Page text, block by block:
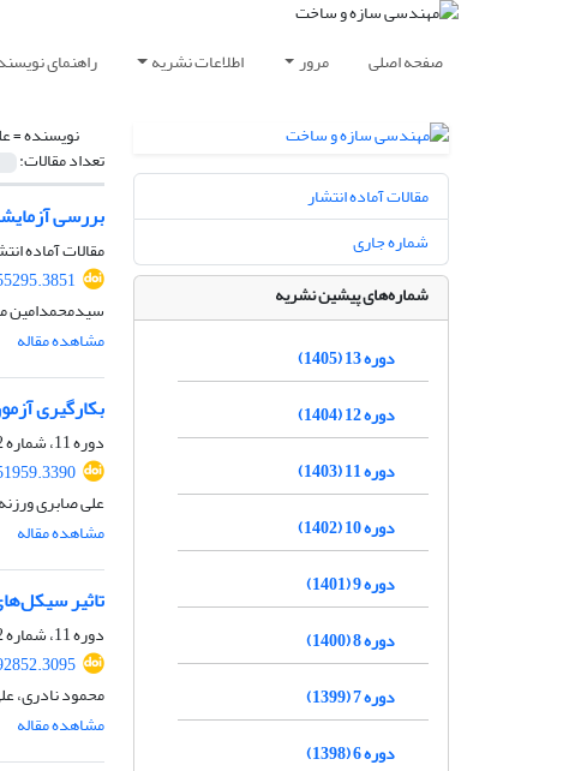
صفحه اصلی مرور اطلاعات نشریه راهنمای
نویسنده =
تعداد مقالات:
بررسی
مقالات آماده
سیدمحمدامین
مشاهده مقاله
بکارگیری
دوره 11، شماره 12، اسفند 1403، صفحه
علی صابری
مشاهده مقاله
تاثیر
دوره 11، شماره 2، اردیبهشت 1403، صفحه
محمود نادری،
مشاهده مقاله
مقالات آماده انتشار
شماره جاری
شماره‌های پیشین نشریه
دوره 13 (1405)
دوره 12 (1404)
دوره 11 (1403)
دوره 10 (1402)
دوره 9 (1401)
دوره 8 (1400)
دوره 7 (1399)
دوره 6 (1398)